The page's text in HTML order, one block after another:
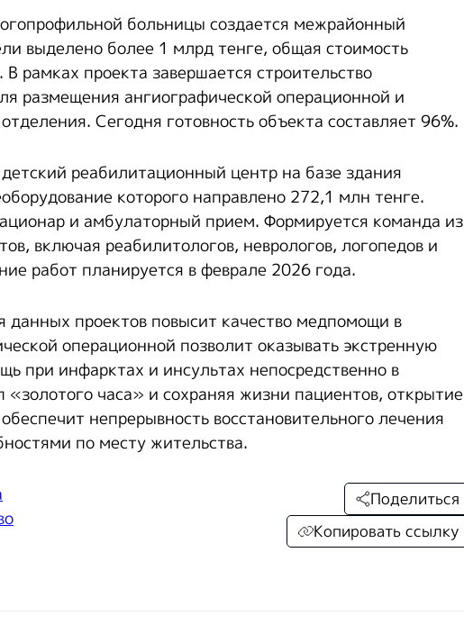
больницы создается межрайонный
выделено более 1 млрд тенге, общая стоимость
рамках проекта завершается строительство
размещения ангиографической операционной и
Сегодня готовность объекта составляет 96%.
реабилитационный центр на базе здания
которого направлено 272,1 млн тенге.
и амбулаторный прием. Формируется команда из
включая реабилитологов, неврологов, логопедов и
работ планируется в феврале 2026 года.
данных проектов повысит качество медпомощи в
операционной позволит оказывать экстренную
при инфарктах и инсультах непосредственно в
часа» и сохраняя жизни пациентов, открытие
непрерывность восстановительного лечения
по месту жительства.
Поделиться
Копировать ссылку